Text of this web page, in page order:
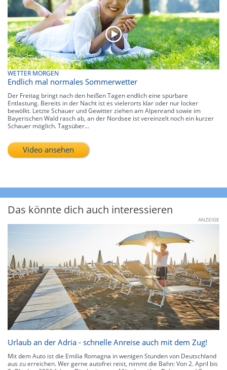
WETTER MORGEN
Endlich mal normales Sommerwetter
Der Freitag bringt nach den heißen Tagen endlich eine spürbare
Entlastung. Bereits in der Nacht ist es vielerorts klar oder nur locker
bewölkt. Letzte Schauer und Gewitter ziehen am Alpenrand sowie im
Bayerischen Wald rasch ab, an der Nordsee ist vereinzelt noch ein kurzer
Schauer möglich. Tagsüber...
Video ansehen
Das könnte dich auch interessieren
ANZEIGE
Urlaub an der Adria - schnelle Anreise auch mit dem Zug!
Mit dem Auto ist die Emilia Romagna in wenigen Stunden von Deutschland
aus zu erreichen. Wer gerne autofrei reist, nimmt die Bahn: Von 2. April bis